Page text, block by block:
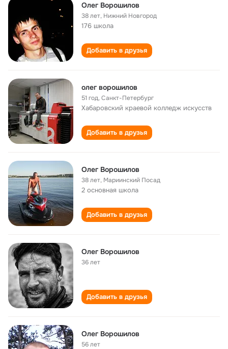
Олег Ворошилов
38 лет, Нижний Новгород
176 школа
Добавить в друзья
олег ворошилов
51 год,Санкт-Петербург
Хабаровский краевой колледж искусств
Добавить в друзья
Олег Ворошилов
38 лет, Мариинский Посад
2 основная школа
Добавить в друзья
Олег Ворошилов
36 лет
Добавить в друзья
Олег Ворошилов
56 лет